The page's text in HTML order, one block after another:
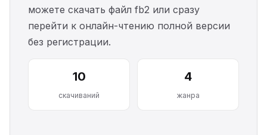
можете скачать файл fb2 или сразу
перейти к онлайн-чтению полной версии
без регистрации.
10
скачиваний
4
жанра